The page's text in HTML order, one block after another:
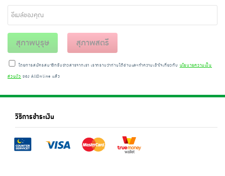
สุภาพบุรุษ สุภาพสตรี
โดยการสมัครสมาชิกรับข่าวสารจากเรา เราทราบว่าท่านได้อ่านและทำความเข้าใจเกี่ยวกับ นโยบายความเป็น
ส่วนตัว ของ AllOnline แล้ว
วิธีการชำระเงิน